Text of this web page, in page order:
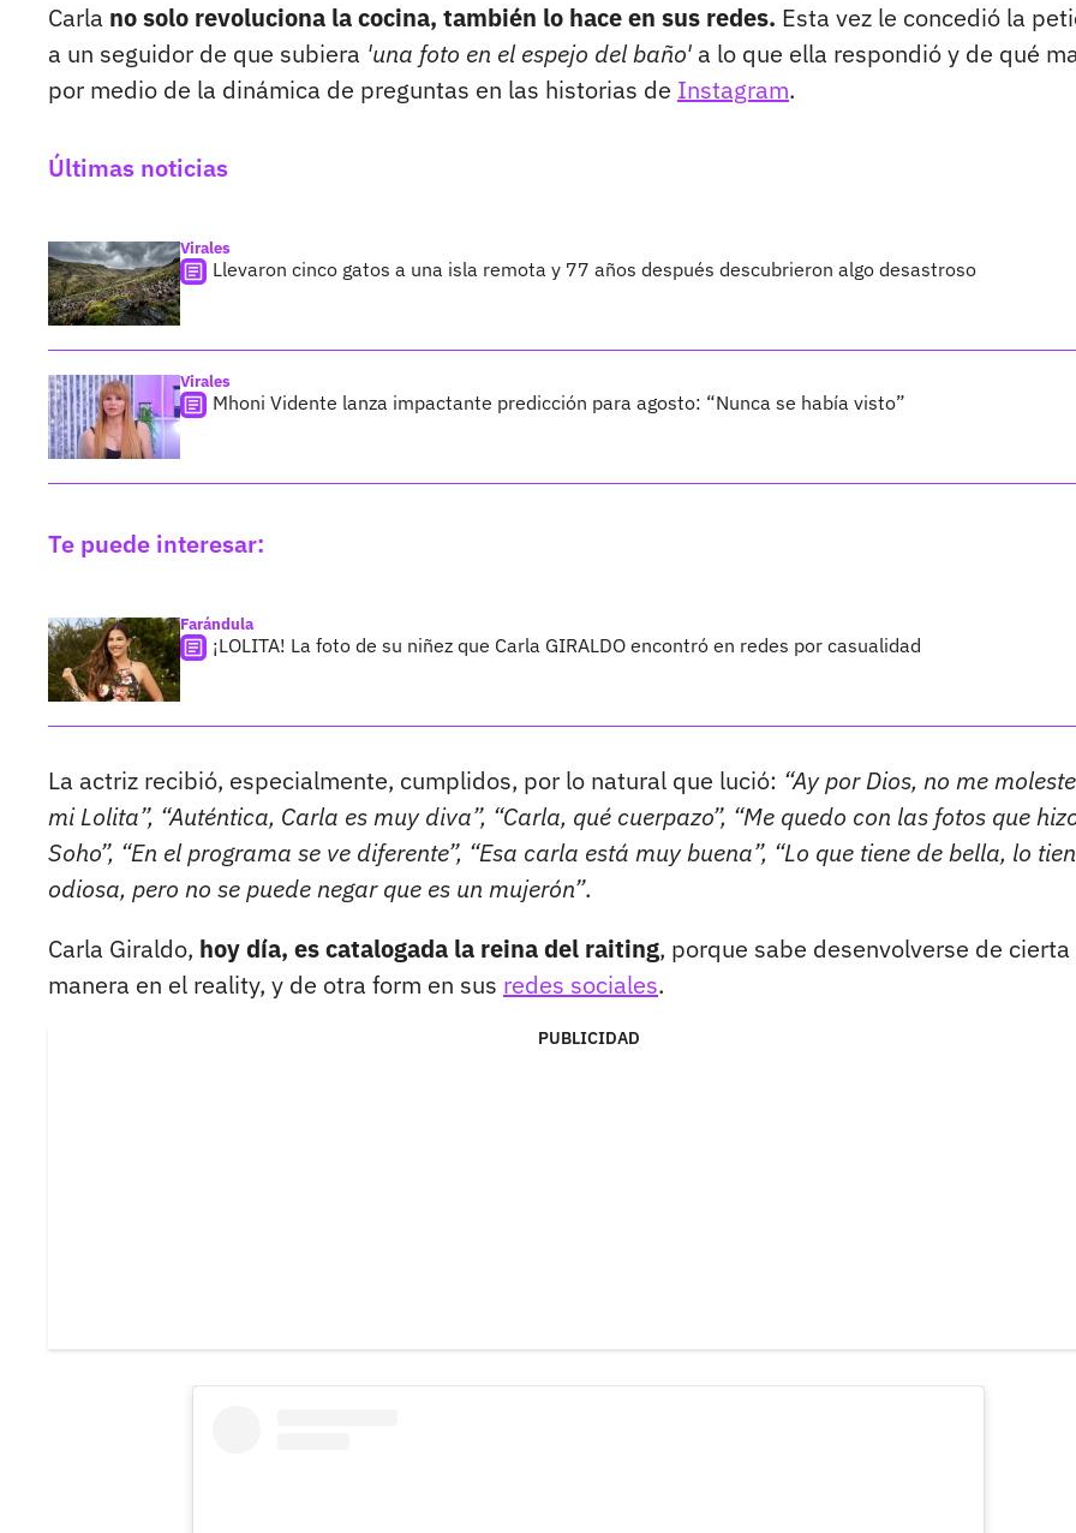
Carla no solo revoluciona la cocina, también lo hace en sus redes. Esta vez le concedió la
a un seguidor de que subiera 'una foto en el espejo del baño' a lo que ella respondió y de qué
por medio de la dinámica de preguntas en las historias de Instagram.
Últimas noticias
Virales
Llevaron cinco gatos a una isla remota y 77 años después descubrieron algo desastroso
Virales
Mhoni Vidente lanza impactante predicción para agosto: “Nunca se había visto”
Te puede interesar:
Farándula
¡LOLITA! La foto de su niñez que Carla GIRALDO encontró en redes por casualidad
La actriz recibió, especialmente, cumplidos, por lo natural que lució: “Ay por Dios, no me
mi Lolita”, “Auténtica, Carla es muy diva”, “Carla, qué cuerpazo”, “Me quedo con las fotos que
Soho”, “En el programa se ve diferente”, “Esa carla está muy buena”, “Lo que tiene de bella, lo
odiosa, pero no se puede negar que es un mujerón”.
Carla Giraldo, hoy día, es catalogada la reina del raiting, porque sabe desenvolverse de cierta
manera en el reality, y de otra form en sus redes sociales.
PUBLICIDAD